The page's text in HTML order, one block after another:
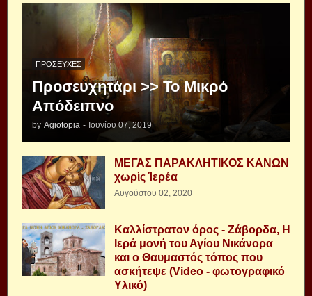
ΠΡΟΣΕΥΧΈΣ
Προσευχητάρι >> Το Μικρό
Απόδειπνο
by Agiotopia - Ιουνίου 07, 2019
ΜΕΓΑΣ ΠΑΡΑΚΛΗΤΙΚΟΣ ΚΑΝΩΝ
χωρὶς Ἱερέα
Αυγούστου 02, 2020
Καλλίστρατον όρος - Ζάβορδα, Η
Ιερά μονή του Αγίου Νικάνορα
και ο Θαυμαστός τόπος που
ασκήτεψε (Video - φωτογραφικό
Υλικό)